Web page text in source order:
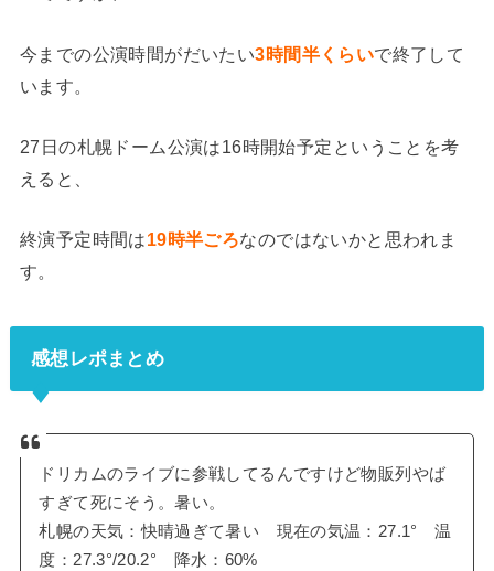
今までの公演時間がだいたい3時間半くらいで終了して
います。
27日の札幌ドーム公演は16時開始予定ということを考
えると、
終演予定時間は19時半ごろなのではないかと思われま
す。
感想レポまとめ
ドリカムのライブに参戦してるんですけど物販列やば
すぎて死にそう。暑い。
札幌の天気：快晴過ぎて暑い 現在の気温：27.1° 温
度：27.3°/20.2° 降水：60%